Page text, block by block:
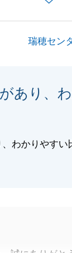
瑞穂セン
あり、
わかりやす